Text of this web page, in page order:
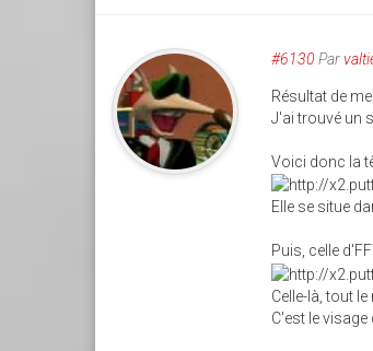
#6130 Par
Résultat de
J'ai trouvé un
Voici donc la
Elle se situe
Puis, celle
Celle-là, tout
C'est le